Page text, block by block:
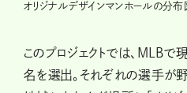
オリジナルデザインマンホールの分布
このプロジェクトでは、MLB
名を選出。それぞれの選手が